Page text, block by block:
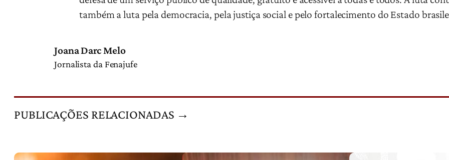
também a luta pela democracia, pela justiça social e pelo fortalecimento do Estado
Joana Darc Melo
Jornalista da Fenajufe
PUBLICAÇÕES RELACIONADAS →